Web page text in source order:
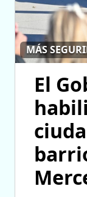
MÁS
El